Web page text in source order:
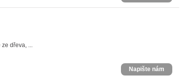
dřeva, ...
Napište nám